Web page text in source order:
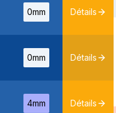
0mm Détails
0mm Détails
4mm Détails